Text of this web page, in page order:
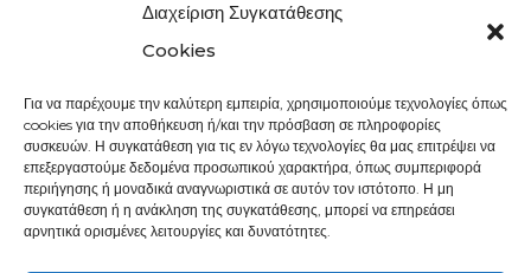
Διαχείριση Συγκατάθεσης
Cookies
Για να παρέχουμε την καλύτερη εμπειρία, χρησιμοποιούμε τεχνολογίες όπως
cookies για την αποθήκευση ή/και την πρόσβαση σε πληροφορίες
συσκευών. Η συγκατάθεση για τις εν λόγω τεχνολογίες θα μας επιτρέψει να
επεξεργαστούμε δεδομένα προσωπικού χαρακτήρα, όπως συμπεριφορά
περιήγησης ή μοναδικά αναγνωριστικά σε αυτόν τον ιστότοπο. Η μη
συγκατάθεση ή η ανάκληση της συγκατάθεσης, μπορεί να επηρεάσει
αρνητικά ορισμένες λειτουργίες και δυνατότητες.
ΣΤΟΙΧΕΊΑ ΕΠΙΚΟΙΝΩΝΊΑΣ
info@gowithraw.gr
24310 35062
Δευ. - Παρ. 08:00 - 20:00